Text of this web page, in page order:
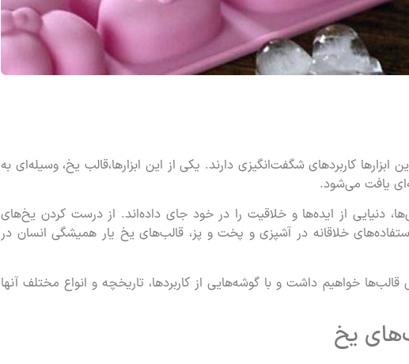
ابزارها کاربردهای شگفت‌انگیزی دارند. یکی از این ابزارها،قالب‌ یخ، وسیله‌ای به
یافت می‌شود.
دنیایی از ایده‌ها و خلاقیت را در خود جای داده‌اند. از درست کردن یخ‌های
خلاقانه در آشپزی و پخت و پز، قالب‌های یخ یار همیشگی انسان در
خواهیم داشت و با گوشه‌هایی از کاربردها، تاریخچه و انواع مختلف آنها
یخ